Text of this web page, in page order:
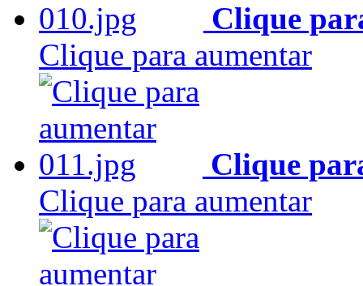
Clique
Clique para aumentar
Clique
Clique para aumentar